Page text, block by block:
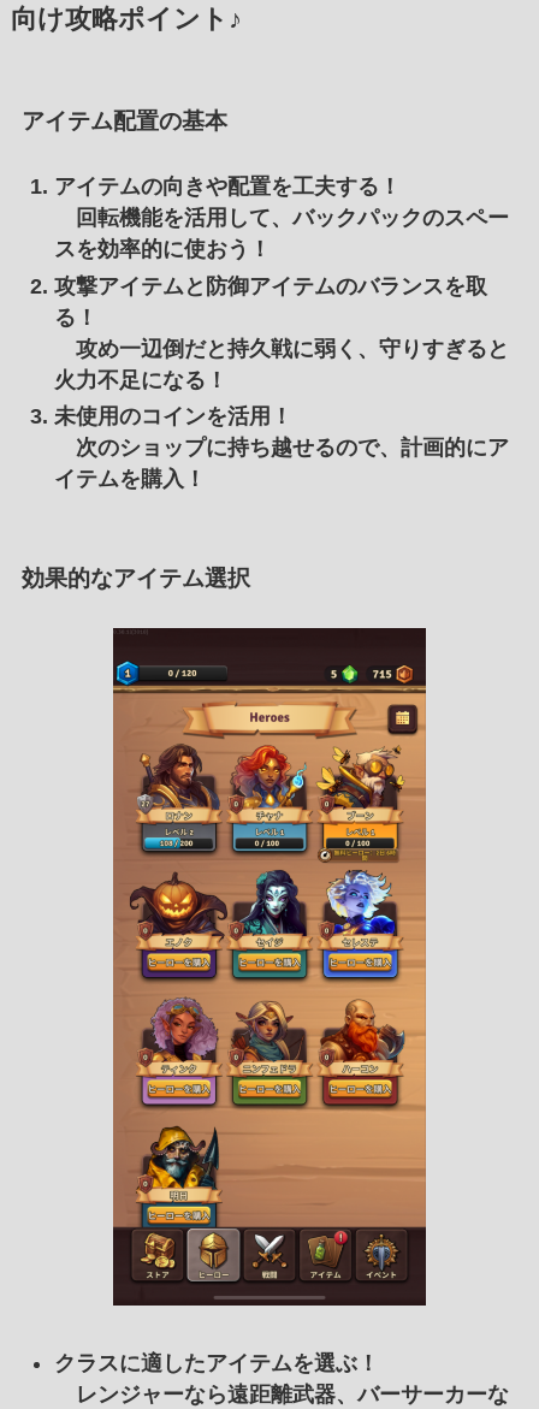
向け攻略ポイント♪
アイテム配置の基本
アイテムの向きや配置を工夫する！
回転機能を活用して、バックパックのスペー
スを効率的に使おう！
攻撃アイテムと防御アイテムのバランスを取
る！
攻め一辺倒だと持久戦に弱く、守りすぎると
火力不足になる！
未使用のコインを活用！
次のショップに持ち越せるので、計画的にア
イテムを購入！
効果的なアイテム選択
クラスに適したアイテムを選ぶ！
レンジャーなら遠距離武器、バーサーカーな